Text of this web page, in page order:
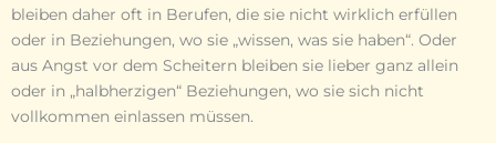
bleiben daher oft in Berufen, die sie nicht wirklich erfüllen
oder in Beziehungen, wo sie „wissen, was sie haben“. Oder
aus Angst vor dem Scheitern bleiben sie lieber ganz allein
oder in „halbherzigen“ Beziehungen, wo sie sich nicht
vollkommen einlassen müssen.